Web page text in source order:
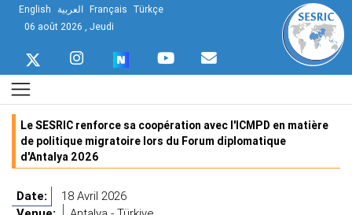
English العربية Français Türkçe
06 août 2026 , Jeudi
Le SESRIC renforce sa coopération avec l'ICMPD en matière
de politique migratoire lors du Forum diplomatique
d'Antalya 2026
Date:
18 Avril 2026